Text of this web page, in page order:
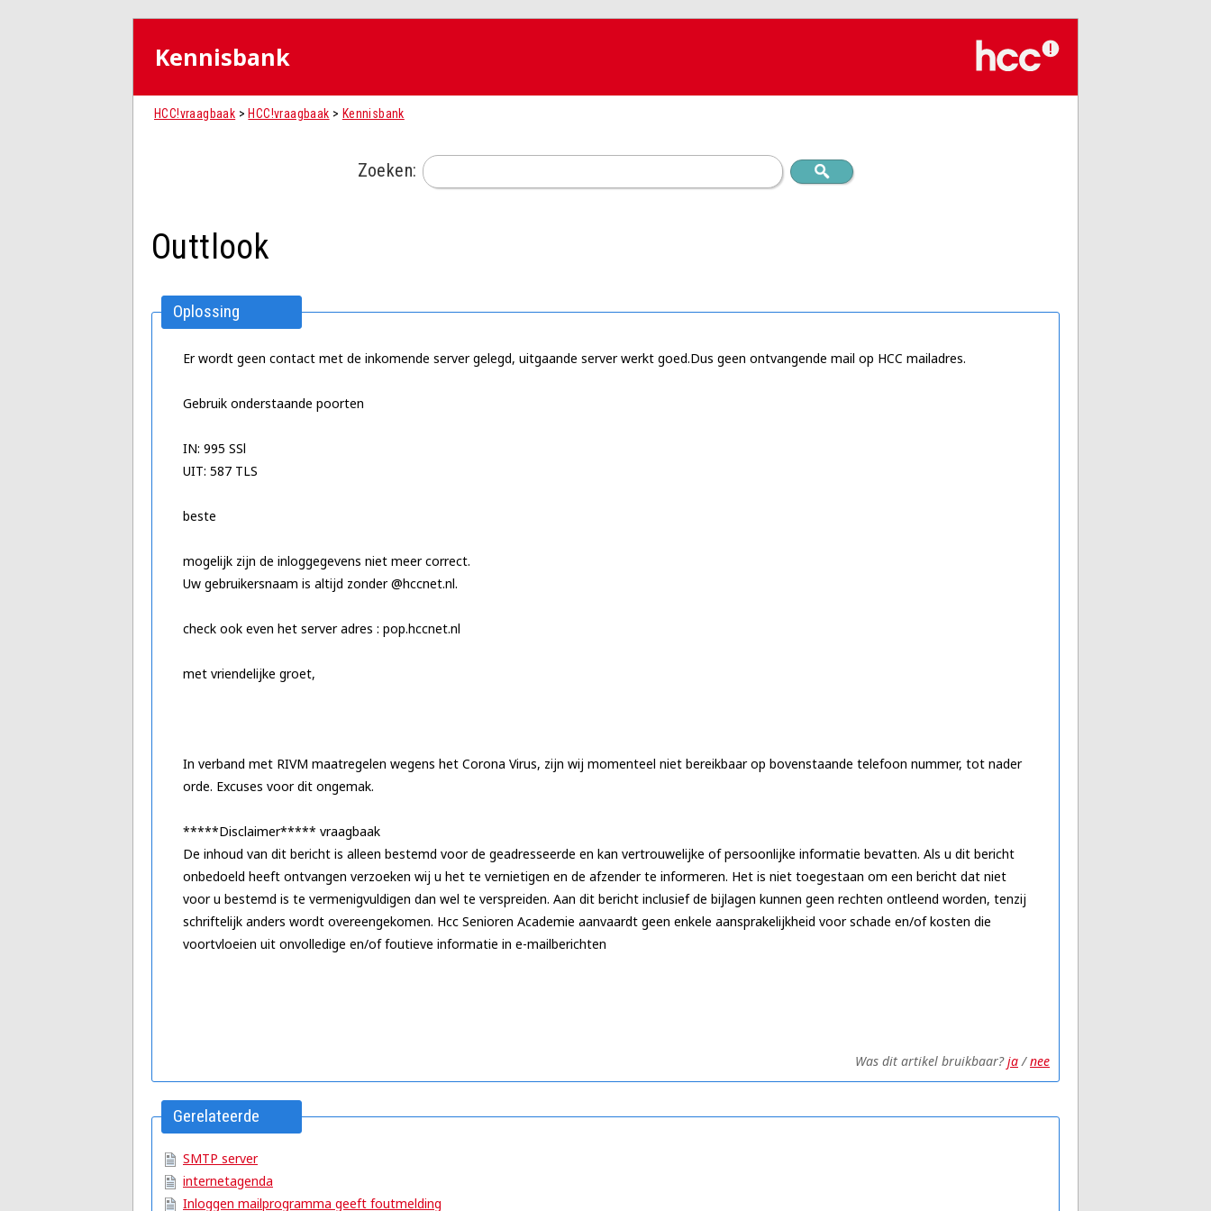
Kennisbank
HCC!vraagbaak > HCC!vraagbaak > Kennisbank
Zoeken:
Outtlook
Oplossing
Er wordt geen contact met de inkomende server gelegd, uitgaande server werkt goed.Dus geen ontvangende mail op HCC mailadres.
Gebruik onderstaande poorten
IN: 995 SSl
UIT: 587 TLS
beste
mogelijk zijn de inloggegevens niet meer correct.
Uw gebruikersnaam is altijd zonder @hccnet.nl.
check ook even het server adres : pop.hccnet.nl
met vriendelijke groet,
In verband met RIVM maatregelen wegens het Corona Virus, zijn wij momenteel niet bereikbaar op bovenstaande telefoon nummer, tot nader
orde. Excuses voor dit ongemak.
*****Disclaimer***** vraagbaak
De inhoud van dit bericht is alleen bestemd voor de geadresseerde en kan vertrouwelijke of persoonlijke informatie bevatten. Als u dit bericht
onbedoeld heeft ontvangen verzoeken wij u het te vernietigen en de afzender te informeren. Het is niet toegestaan om een bericht dat niet
voor u bestemd is te vermenigvuldigen dan wel te verspreiden. Aan dit bericht inclusief de bijlagen kunnen geen rechten ontleend worden, tenzij
schriftelijk anders wordt overeengekomen. Hcc Senioren Academie aanvaardt geen enkele aansprakelijkheid voor schade en/of kosten die
voortvloeien uit onvolledige en/of foutieve informatie in e-mailberichten
Was dit artikel bruikbaar?ja/nee
Gerelateerde
SMTP server
internetagenda
Inloggen mailprogramma geeft foutmelding